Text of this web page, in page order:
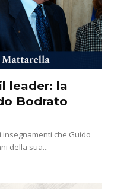
leader: la
Bodrato
che Guido
della sua...